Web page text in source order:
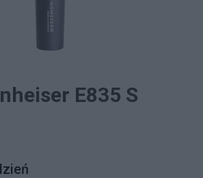
E835 S